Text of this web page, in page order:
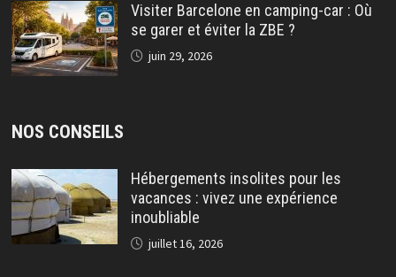
Visiter Barcelone en camping-car : Où
se garer et éviter la ZBE ?
juin 29, 2026
NOS CONSEILS
Hébergements insolites pour les
vacances : vivez une expérience
inoubliable
juillet 16, 2026